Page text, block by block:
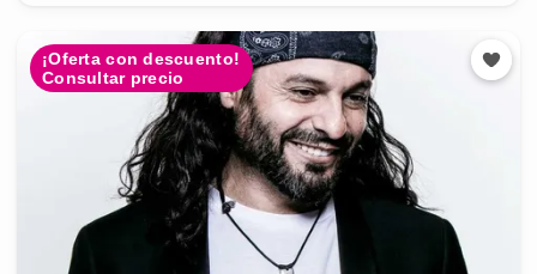
¡Oferta con descuento!
Consultar precio